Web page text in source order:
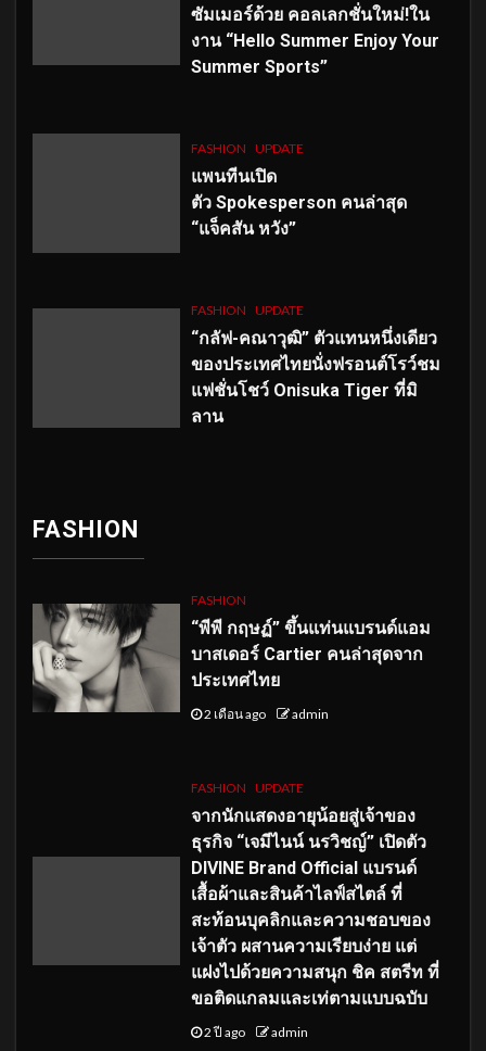
ซัมเมอร์ด้วย คอลเลกชั่นใหม่!ใน
งาน “Hello Summer Enjoy Your
Summer Sports”
FASHION UPDATE
แพนทีนเปิด
ตัว Spokesperson คนล่าสุด
“แจ็คสัน หวัง”
FASHION UPDATE
“กลัฟ-คณาวุฒิ” ตัวแทนหนึ่งเดียว
ของประเทศไทยนั่งฟรอนต์โรว์ชม
แฟชั่นโชว์ Onisuka Tiger ที่มิ
ลาน
FASHION
FASHION
“พีพี กฤษฏ์” ขึ้นแท่นแบรนด์แอม
บาสเดอร์ Cartier คนล่าสุดจาก
ประเทศไทย
2 เดือน ago admin
FASHION UPDATE
จากนักแสดงอายุน้อยสู่เจ้าของ
ธุรกิจ “เจมีไนน์ นรวิชญ์” เปิดตัว
DIVINE Brand Official แบรนด์
เสื้อผ้าและสินค้าไลฟ์สไตล์ ที่
สะท้อนบุคลิกและความชอบของ
เจ้าตัว ผสานความเรียบง่าย แต่
แฝงไปด้วยความสนุก ชิค สตรีท ที่
ขอติดแกลมและเท่ตามแบบฉบับ
2 ปี ago admin